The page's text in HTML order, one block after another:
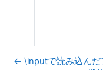
← \inputで読み込んだ